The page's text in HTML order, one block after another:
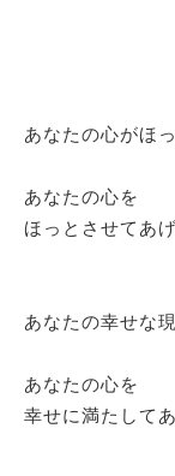
あなたの心がほ
あなたの心を
ほっとさせてあ
あなたの幸せな現
あなたの心を
幸せに満たして